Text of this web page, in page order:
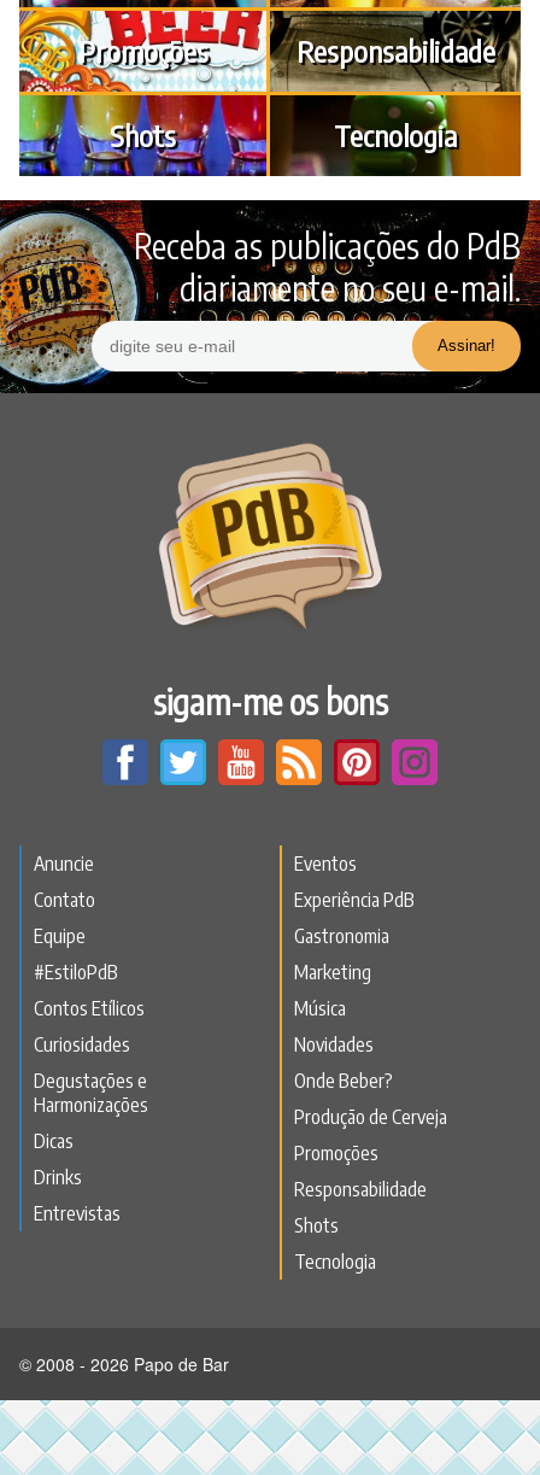
Promoções Responsabilidade
Shots Tecnologia
Receba as publicações do PdB
diariamente no seu e-mail.
sigam-me os bons
Anuncie
Contato
Equipe
#EstiloPdB
Contos Etílicos
Curiosidades
Degustações e
Harmonizações
Dicas
Drinks
Entrevistas
Eventos
Experiência PdB
Gastronomia
Marketing
Música
Novidades
Onde Beber?
Produção de Cerveja
Promoções
Responsabilidade
Shots
Tecnologia
© 2008 - 2026 Papo de Bar